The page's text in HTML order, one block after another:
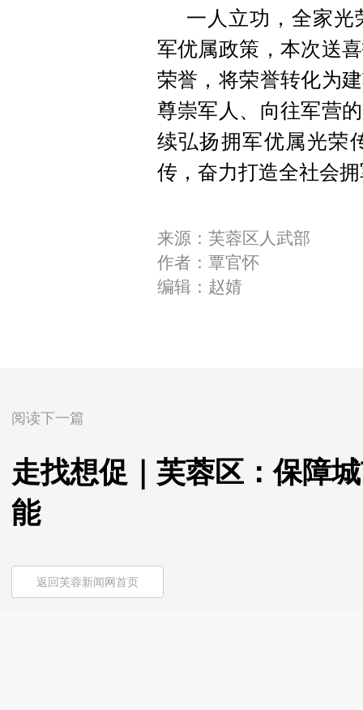
一人立功，全家
军优属政策，本次送
荣誉，将荣誉转化为
尊崇军人、向往军营
续弘扬拥军优属光荣
传，奋力打造全社会
来源：芙蓉区人武部
作者：覃官怀
编辑：赵婧
阅读下一篇
走找想促｜芙蓉区：保障
能
返回芙蓉新闻网首页